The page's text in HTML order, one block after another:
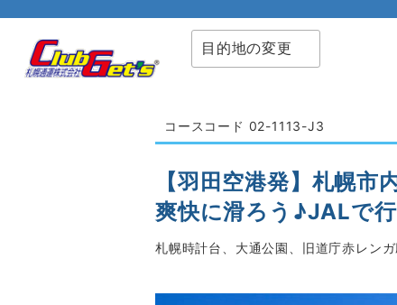
目的地の変更
コースコード 02-1113-J3
【羽田空港発】札幌
爽快に滑ろう♪JALで
札幌時計台、大通公園、旧道庁赤レン